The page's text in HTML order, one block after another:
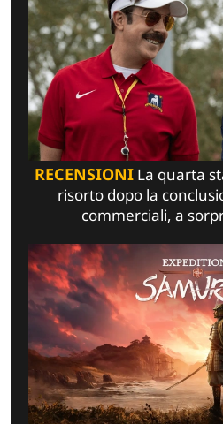
RECENSIONI La quarta
risorto dopo la
commerciali, a